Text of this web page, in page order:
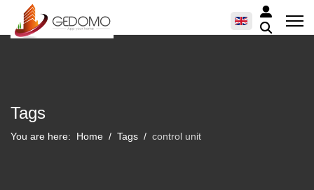
Tags
You are here: Home Tags control unit